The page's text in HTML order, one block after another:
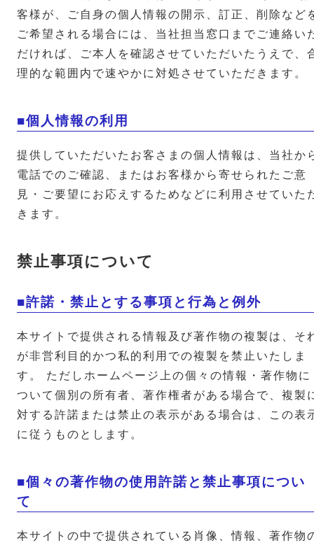
客様が、ご自身の個人情報の開示、訂正、削除など
ご希望される場合には、当社担当窓口までご連絡い
だければ、ご本人を確認させていただいたうえで、
理的な範囲内で速やかに対処させていただきます。
■個人情報の利用
提供していただいたお客さまの個人情報は、当社か
電話でのご確認、またはお客様から寄せられたご意
見・ご要望にお応えするためなどに利用させていた
きます。
禁止事項について
■許諾・禁止とする事項と行為と例外
本サイトで提供される情報及び著作物の複製は、そ
が非営利目的かつ私的利用での複製を禁止いたしま
す。 ただしホームページ上の個々の情報・著作物に
ついて個別の所有者、著作権者がある場合で、複製
対する許諾または禁止の表示がある場合は、この表
に従うものとします。
■個々の著作物の使用許諾と禁止事項につい
て
本サイトの中で提供されている肖像、情報、著作物